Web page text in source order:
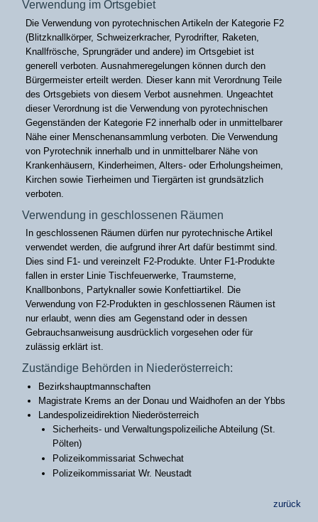
Verwendung im Ortsgebiet
Die Verwendung von pyrotechnischen Artikeln der Kategorie F2
(Blitzknallkörper, Schweizerkracher, Pyrodrifter, Raketen,
Knallfrösche, Sprungräder und andere) im Ortsgebiet ist
generell verboten. Ausnahmeregelungen können durch den
Bürgermeister erteilt werden. Dieser kann mit Verordnung Teile
des Ortsgebiets von diesem Verbot ausnehmen. Ungeachtet
dieser Verordnung ist die Verwendung von pyrotechnischen
Gegenständen der Kategorie F2 innerhalb oder in unmittelbarer
Nähe einer Menschenansammlung verboten. Die Verwendung
von Pyrotechnik innerhalb und in unmittelbarer Nähe von
Krankenhäusern, Kinderheimen, Alters- oder Erholungsheimen,
Kirchen sowie Tierheimen und Tiergärten ist grundsätzlich
verboten.
Verwendung in geschlossenen Räumen
In geschlossenen Räumen dürfen nur pyrotechnische Artikel
verwendet werden, die aufgrund ihrer Art dafür bestimmt sind.
Dies sind F1- und vereinzelt F2-Produkte. Unter F1-Produkte
fallen in erster Linie Tischfeuerwerke, Traumsterne,
Knallbonbons, Partyknaller sowie Konfettiartikel. Die
Verwendung von F2-Produkten in geschlossenen Räumen ist
nur erlaubt, wenn dies am Gegenstand oder in dessen
Gebrauchsanweisung ausdrücklich vorgesehen oder für
zulässig erklärt ist.
Zuständige Behörden in Niederösterreich:
Bezirkshauptmannschaften
Magistrate Krems an der Donau und Waidhofen an der Ybbs
Landespolizeidirektion Niederösterreich
Sicherheits- und Verwaltungspolizeiliche Abteilung (St.
Pölten)
Polizeikommissariat Schwechat
Polizeikommissariat Wr. Neustadt
zurück